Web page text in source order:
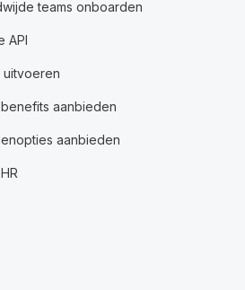
teams onboarden
API
uitvoeren
aanbieden
aanbieden